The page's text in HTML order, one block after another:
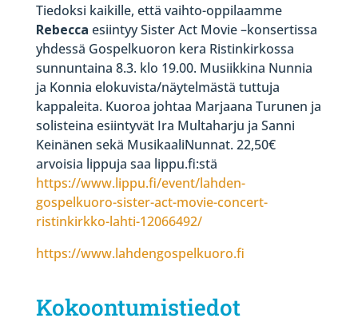
Tiedoksi kaikille, että vaihto-oppilaamme
Rebecca esiintyy Sister Act Movie –konsertissa
yhdessä Gospelkuoron kera Ristinkirkossa
sunnuntaina 8.3. klo 19.00. Musiikkina Nunnia
ja Konnia elokuvista/näytelmästä tuttuja
kappaleita. Kuoroa johtaa Marjaana Turunen ja
solisteina esiintyvät Ira Multaharju ja Sanni
Keinänen sekä MusikaaliNunnat. 22,50€
arvoisia lippuja saa lippu.fi:stä
https://www.lippu.fi/event/lahden-
gospelkuoro-sister-act-movie-concert-
ristinkirkko-lahti-12066492/
https://www.lahdengospelkuoro.fi
Kokoontumistiedot